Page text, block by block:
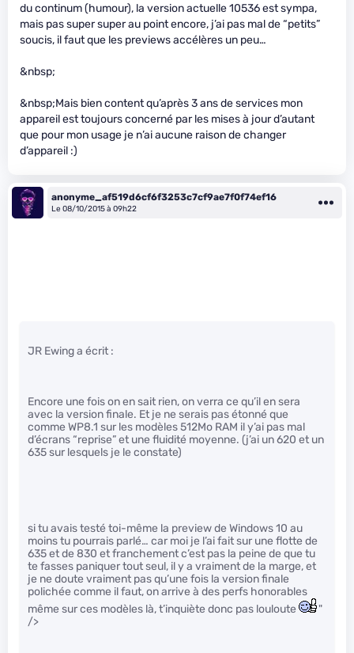
du continum (humour), la version actuelle 10536 est sympa,
mais pas super super au point encore, j’ai pas mal de “petits”
soucis, il faut que les previews accélères un peu…
&nbsp;
&nbsp;Mais bien content qu’après 3 ans de services mon
appareil est toujours concerné par les mises à jour d’autant
que pour mon usage je n’ai aucune raison de changer
d’appareil :)
anonyme_af519d6cf6f3253c7cf9ae7f0f74ef16
Le 08/10/2015 à 09h22
JR Ewing a écrit :
Encore une fois on en sait rien, on verra ce qu’il en sera
avec la version finale. Et je ne serais pas étonné que
comme WP8.1 sur les modèles 512Mo RAM il y’ai pas mal
d’écrans “reprise” et une fluidité moyenne. (j’ai un 620 et un
635 sur lesquels je le constate)
si tu avais testé toi-même la preview de Windows 10 au
moins tu pourrais parlé… car moi je l’ai fait sur une flotte de
635 et de 830 et franchement c’est pas la peine de que tu
te fasses paniquer tout seul, il y a vraiment de la marge, et
je ne doute vraiment pas qu’une fois la version finale
polichée comme il faut, on arrive à des perfs honorables
même sur ces modèles là, t’inquiète donc pas louloute
"
/>